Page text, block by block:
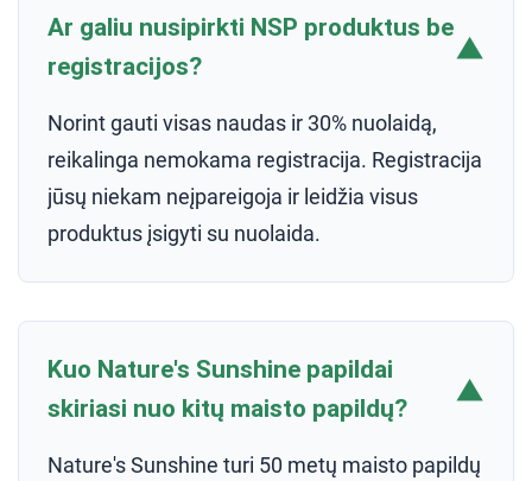
Ar galiu nusipirkti NSP produktus be
registracijos?
▼
Norint gauti visas naudas ir 30% nuolaidą,
reikalinga nemokama registracija. Registracija
jūsų niekam neįpareigoja ir leidžia visus
produktus įsigyti su nuolaida.
Kuo Nature's Sunshine papildai
skiriasi nuo kitų maisto papildų?
▼
Nature's Sunshine turi 50 metų maisto papildų